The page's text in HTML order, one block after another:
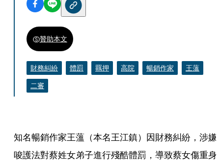
贊助本文
財務糾紛 體罰 羈押 高院 暢銷作家
王薀
二審
知名暢銷作家王薀（本名王江鎮）因財務糾紛，涉嫌
唆護法對蔡姓女弟子進行殘酷體罰，導致蔡女傷重身